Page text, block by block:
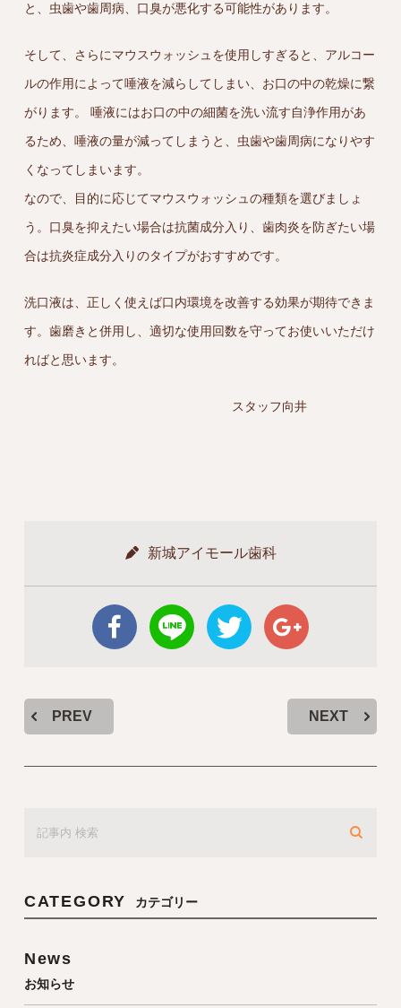
と、虫歯や歯周病、口臭が悪化する可能性があります。
そして、さらにマウスウォッシュを使用しすぎると、アルコー
ルの作用によって唾液を減らしてしまい、お口の中の乾燥に繋
がります。 唾液にはお口の中の細菌を洗い流す自浄作用があ
るため、唾液の量が減ってしまうと、虫歯や歯周病になりやす
くなってしまいます。
なので、目的に応じてマウスウォッシュの種類を選びましょ
う。口臭を抑えたい場合は抗菌成分入り、歯肉炎を防ぎたい場
合は抗炎症成分入りのタイプがおすすめです。
洗口液は、正しく使えば口内環境を改善する効果が期待できま
す。歯磨きと併用し、適切な使用回数を守ってお使いいただけ
ればと思います。
スタッフ向井
新城アイモール歯科
PREV NEXT
CATEGORY カテゴリー
News
お知らせ